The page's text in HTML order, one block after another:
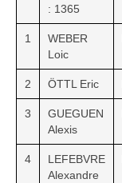
: 1365
1
WEBER
Loic
2 ÖTTL Eric
3
GUEGUEN
Alexis
4
LEFEBVRE
Alexandre